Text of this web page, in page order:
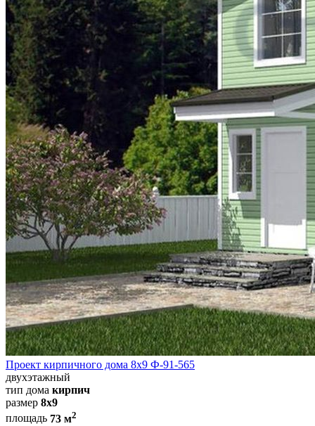
Проект кирпичного дома 8х9 Ф-91-565
двухэтажный
тип дома кирпич
размер 8х9
площадь 73 м2